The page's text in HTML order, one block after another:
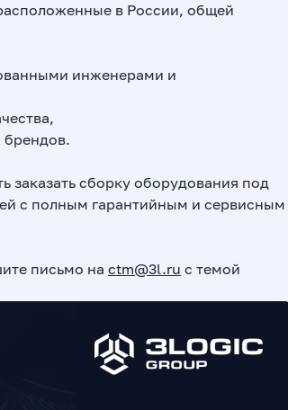
в России, общей
инженерами и
брендов.
заказать сборку оборудования под
с полным гарантийным и сервисным
письмо на ctm@3l.ru c темой